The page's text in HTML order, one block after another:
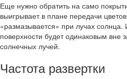
Еще нужно обратить на само
выигрывает в плане передачи
«размазывается» при лучах
поверхности будет одинаковым вне
солнечных лучей.
Частота развертки